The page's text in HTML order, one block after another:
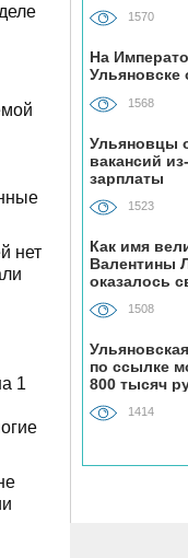
нет
1
06.08, 17:00
В
QR-кодами
06.08, 16:22
В
участок
06.08, 15:59
На здании
появилась
честь
06.08, 15:29
Прокурор
нарушения в
1570
На
Ульяновске
1568
Ульяновцы
вакансий
зарплаты
1523
Как имя
Валентины
оказалось
областью
1508
по ссылке
800 тысяч
1414